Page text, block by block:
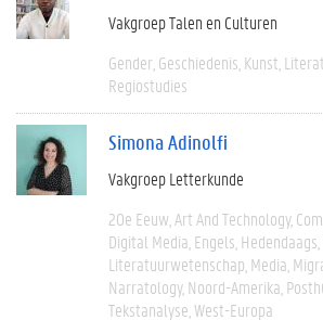
Vakgroep Talen en Culturen
Gender Geschiedenis Kunst
Regiostudies
Simona Adinolfi
Vakgroep Letterkunde
20e Eeuw Art And Technology
Digital Media Engels Hedendaags
Literatuurwetenschap Media
Narratology Noord-Amerika
Tekstanalyse West-Europa